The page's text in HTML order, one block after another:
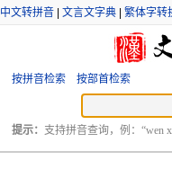
中文转拼音 文言文字典 繁体字转
按拼音检索 按部首检索
提示： 支持拼音查询，例：“wen